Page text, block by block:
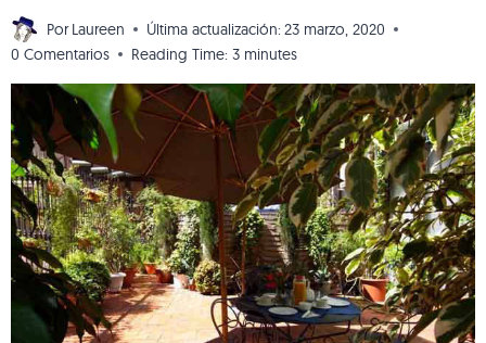
Por Laureen Última actualización: 23 marzo, 2020
0 Comentarios
Reading Time: 3 minutes